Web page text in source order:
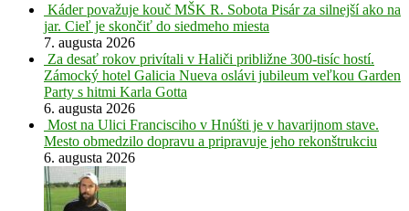
Káder považuje kouč MŠK R. Sobota Pisár za silnejší ako na
jar. Cieľ je skončiť do siedmeho miesta
7. augusta 2026
Za desať rokov privítali v Haliči približne 300-tisíc hostí.
Zámocký hotel Galicia Nueva oslávi jubileum veľkou Garden
Party s hitmi Karla Gotta
6. augusta 2026
Most na Ulici Francisciho v Hnúšti je v havarijnom stave.
Mesto obmedzilo dopravu a pripravuje jeho rekonštrukciu
6. augusta 2026